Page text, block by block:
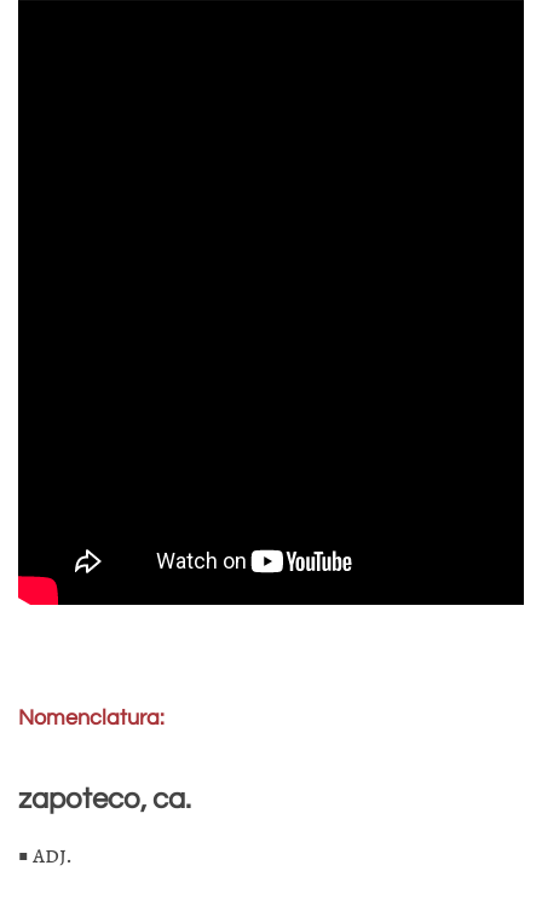
Nomenclatura:
zapoteco, ca.
■adj.